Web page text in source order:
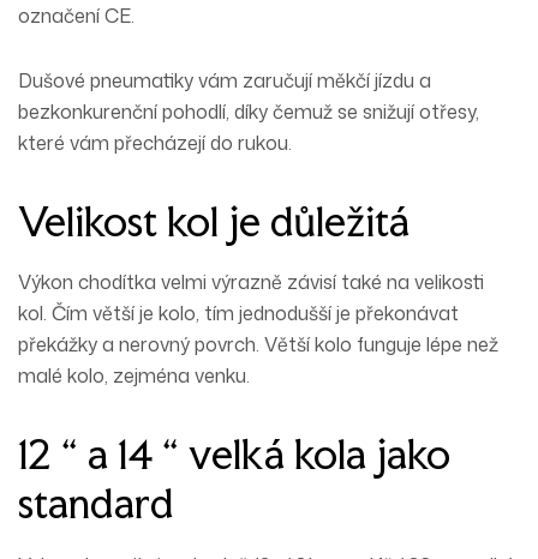
označení CE.
Dušové pneumatiky vám zaručují měkčí jízdu a
bezkonkurenční pohodlí, díky čemuž se snižují otřesy,
které vám přecházejí do rukou.
Velikost kol je důležitá
Výkon chodítka velmi výrazně závisí také na velikosti
kol. Čím větší je kolo, tím jednodušší je překonávat
překážky a nerovný povrch. Větší kolo funguje lépe než
malé kolo, zejména venku.
12 “ a 14 “ velká kola jako
standard